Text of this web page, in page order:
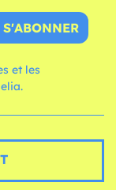
S'ABONNER
et les